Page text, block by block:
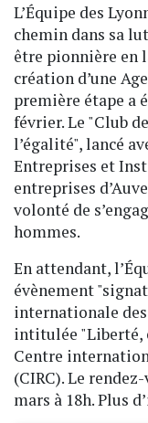
L’Équipe des
chemin dans sa
être pionnière en
création d’une
première étape a
février. Le "Club
l’égalité", lancé
Entreprises et
entreprises
volonté de
hommes.
En attendant,
évènement
internationale
intitulée "Liberté,
Centre
(CIRC). Le
mars à 18h. Plus